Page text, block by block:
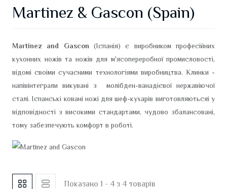
Martinez & Gascon (Spain)
Martinez and Gascon (Іспанія) є виробником професійних
кухонних ножів та ножів для м'ясопереробної промисловості,
відомі своіми сучасними технологіями виробництва. Клинки -
напівінтеграли викувані з молібден-ванадієвої нержавіючої
сталі. Іспанські ковані ножі для шеф-кухарів виготовляютьсяі у
відповідності з високими стандартами, чудово збалансовані,
тому забезпечують комфорт в роботі.
Показано 1 - 4 з 4 товарів